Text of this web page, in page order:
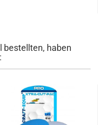
bestellten, haben